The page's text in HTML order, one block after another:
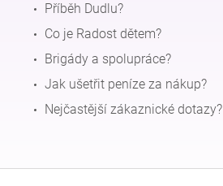
Příběh Dudlu?
Co je Radost dětem?
Brigády a spolupráce?
Jak ušetřit peníze za nákup?
Nejčastější zákaznické dotazy?